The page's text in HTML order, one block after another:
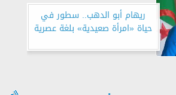
ريهام أبو الدهب.. سطور في
حياة «امرأة صعيدية» بلغة عصرية